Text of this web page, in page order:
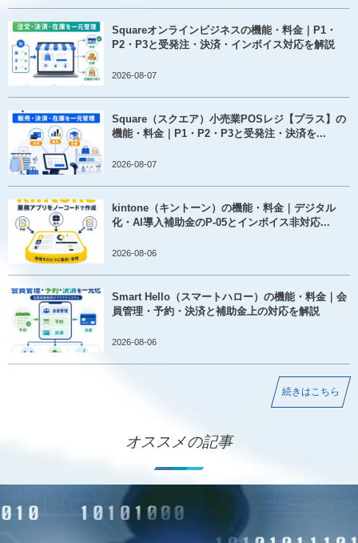
Squareオンラインビジネスの機能・料金｜P1・
P2・P3と受発注・決済・インボイス対応を解説
2026-08-07
Square（スクエア）小売業POSレジ【プラス】の
機能・料金｜P1・P2・P3と受発注・決済を...
2026-08-07
kintone（キントーン）の機能・料金｜デジタル
化・AI導入補助金のP-05とインボイス非対応...
2026-08-06
Smart Hello（スマートハロー）の機能・料金｜会
員管理・予約・決済と補助金上の対応を解説
2026-08-06
続きはこちら
オススメの記事